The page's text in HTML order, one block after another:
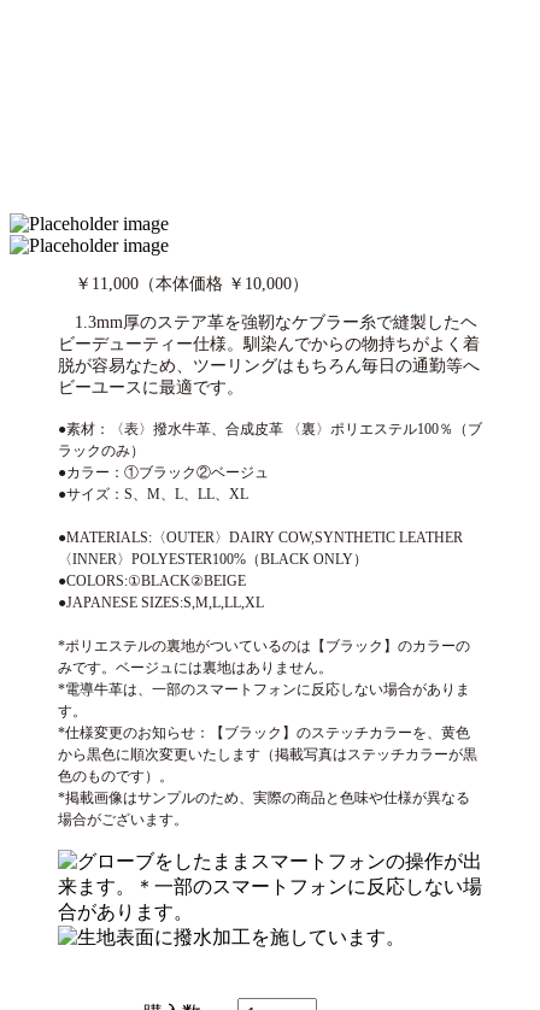
￥11,000（本体価格 ￥10,000）
1.3mm厚のステア革を強靭なケブラー糸で縫製したヘ
ビーデューティー仕様。馴染んでからの物持ちがよく着
脱が容易なため、ツーリングはもちろん毎日の通勤等へ
ビーユースに最適です。
●素材：〈表〉撥水牛革、合成皮革 〈裏〉ポリエステル100％（ブ
ラックのみ）
●カラー：①ブラック②ベージュ
●サイズ：S、M、L、LL、XL
●MATERIALS:〈OUTER〉DAIRY COW,SYNTHETIC LEATHER
〈INNER〉POLYESTER100%（BLACK ONLY）
●COLORS:①BLACK②BEIGE
●JAPANESE SIZES:S,M,L,LL,XL
*ポリエステルの裏地がついているのは【ブラック】のカラーの
みです。ベージュには裏地はありません。
*電導牛革は、一部のスマートフォンに反応しない場合がありま
す。
*仕様変更のお知らせ：【ブラック】のステッチカラーを、黄色
から黒色に順次変更いたします（掲載写真はステッチカラーが黒
色のものです）。
*掲載画像はサンプルのため、実際の商品と色味や仕様が異なる
場合がございます。